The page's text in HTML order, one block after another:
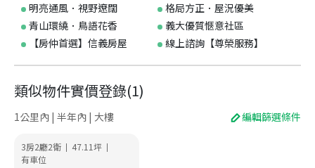
明亮通風．視野遼闊
格局方正．屋況優美
青山環繞．鳥語花香
義大優質愜意社區
【房仲首選】信義房屋
線上諮詢【尊榮服務】
類似物件實價登錄(1)
1公里內 | 半年內 | 大樓 編輯篩選條件
3房2廳2衛 | 47.11坪 |
有車位